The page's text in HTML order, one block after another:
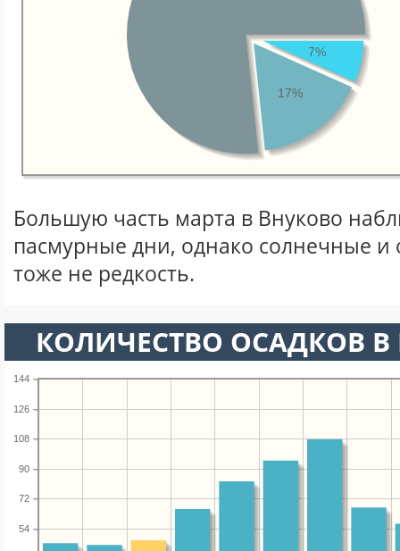
7%
17%
Большую часть марта в Внуково
пасмурные дни, однако солнечные
тоже не редкость.
КОЛИЧЕСТВО ОСАДКОВ
54
72
90
108
126
144